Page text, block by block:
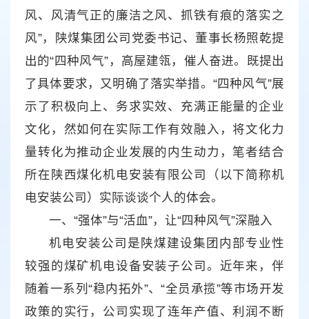
风、风清气正的廉洁之风、抓铁有痕的落实之
风”，陕煤集团公司党委书记、董事长杨照乾提
出的“四种风气”，高屋建瓴，催人奋进。既提出
了具体要求，又明确了落实举措。“四种风气”展
示了积极向上、务求实效、充满正能量的企业
文化，然如何在实际工作有效融入，将文化力
量转化为推动企业发展的内生动力，笔者结合
所在陕西煤化机电安装有限公司（以下简称机
电安装公司）实际谈谈个人的体会。
一、“强体”与“活血”，让“四种风气”深融入
机电安装公司是陕煤建设集团内部专业性
较强的煤矿机电设备安装子公司。近年来，伴
随着一系列“稳内拓外”、“全员承揽”等市场开发
政策的实行，公司实现了连年产值、利润不断